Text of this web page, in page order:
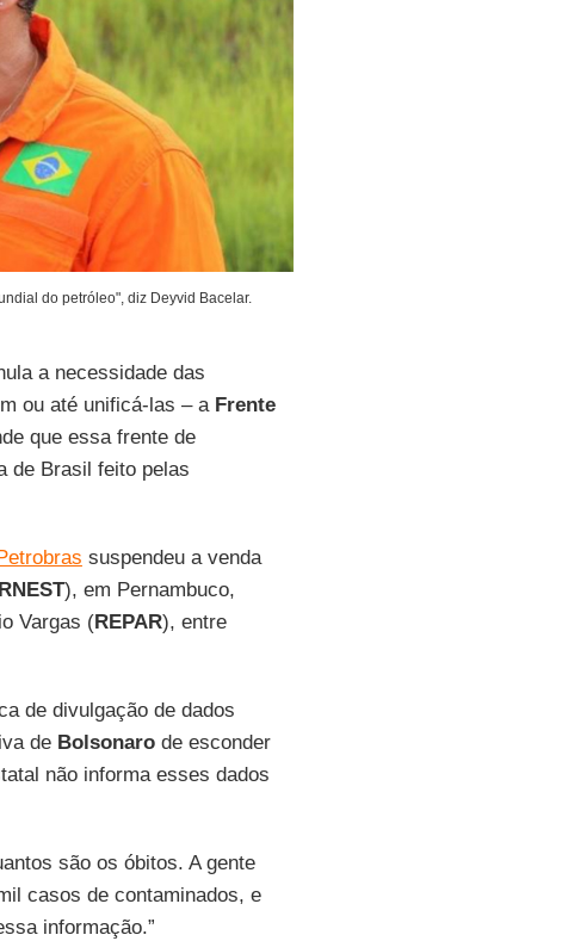
do petróleo", diz Deyvid Bacelar.
a necessidade das
ou até unificá-las – a Frente
que essa frente de
de Brasil feito pelas
Petrobras suspendeu a venda
), em Pernambuco,
Vargas (REPAR), entre
de divulgação de dados
de Bolsonarode esconder
não informa esses dados
são os óbitos. A gente
casos de contaminados, e
informação.”